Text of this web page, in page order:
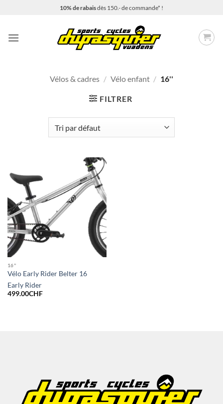
10% de rabaisdès 150.- de commande* !
Vélos & cadres / Vélo enfant / 16''
FILTRER
16''
Vélo Early Rider Belter 16
Early Rider
499.00CHF